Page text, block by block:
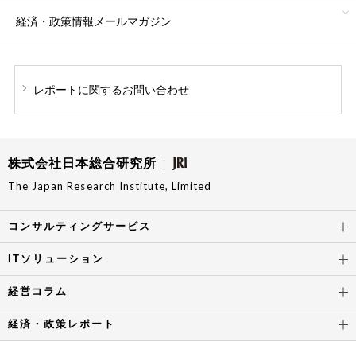
経済・政策情報 メールマガジン
レポートに関するお問い合わせ
株式会社日本総合研究所
The Japan Research Institute, Limited
コンサルティングサービス
ITソリューション
経営コラム
経済・政策レポート